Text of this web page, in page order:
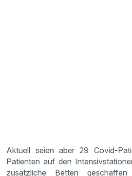
Aktuell seien aber 29 Covid-
Patienten auf den
zusätzliche Betten